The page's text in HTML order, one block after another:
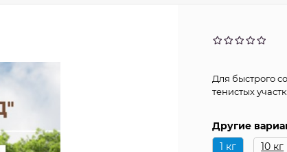
Для быстрого
тенистых
Другие
1 кг
10 кг